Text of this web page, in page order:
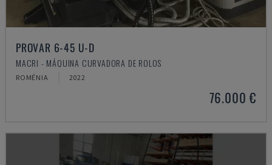
PROVAR 6-45 U-D
MACRI - MÁQUINA CURVADORA DE ROLOS
ROMÉNIA 2022
76.000 €